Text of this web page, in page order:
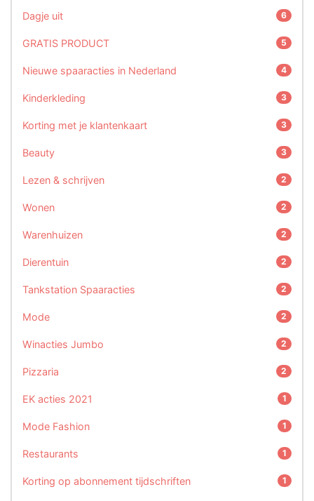
Dagje uit 6
GRATIS PRODUCT 5
Nieuwe spaaracties in Nederland 4
Kinderkleding 3
Korting met je klantenkaart 3
Beauty 3
Lezen & schrijven 2
Wonen 2
Warenhuizen 2
Dierentuin 2
Tankstation Spaaracties 2
Mode 2
Winacties Jumbo 2
Pizzaria 2
EK acties 2021 1
Mode Fashion 1
Restaurants 1
Korting op abonnement tijdschriften 1